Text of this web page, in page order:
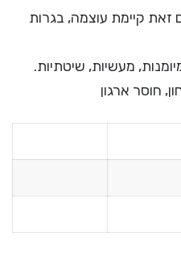
זאת קיימת עוצמה, בגרות
מעשיות, שיטתיות.
חוסר ארגון